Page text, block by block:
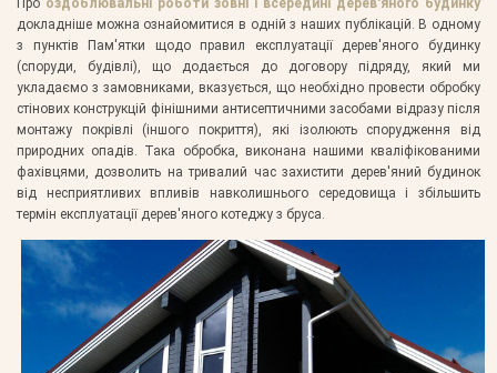
докладніше можна ознайомитися в одній з наших публікацій. В одному
з пунктів Пам'ятки щодо правил експлуатації дерев'яного будинку
(споруди, будівлі), що додається до договору підряду, який ми
укладаємо з замовниками, вказується, що необхідно провести обробку
стінових конструкцій фінішними антисептичними засобами відразу після
монтажу покрівлі (іншого покриття), які ізолюють спорудження від
природних опадів. Така обробка, виконана нашими кваліфікованими
фахівцями, дозволить на тривалий час захистити дерев'яний будинок
від несприятливих впливів навколишнього середовища і збільшить
термін експлуатації дерев'яного котеджу з бруса.